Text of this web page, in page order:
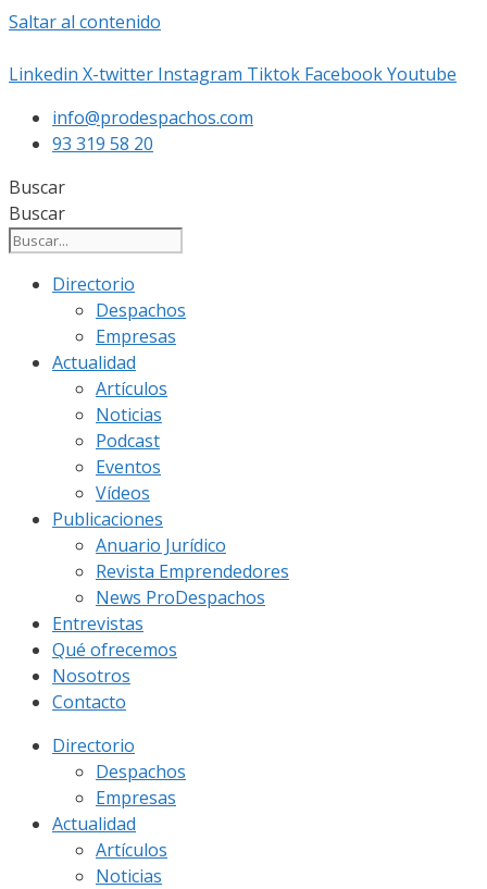
Saltar al contenido
Linkedin X-twitter Instagram Tiktok FacebookYoutube
info@prodespachos.com
93 319 58 20
Buscar
Buscar
Directorio
Despachos
Empresas
Actualidad
Artículos
Noticias
Podcast
Eventos
Vídeos
Publicaciones
Anuario Jurídico
Revista Emprendedores
News ProDespachos
Entrevistas
Qué ofrecemos
Nosotros
Contacto
Directorio
Despachos
Empresas
Actualidad
Artículos
Noticias